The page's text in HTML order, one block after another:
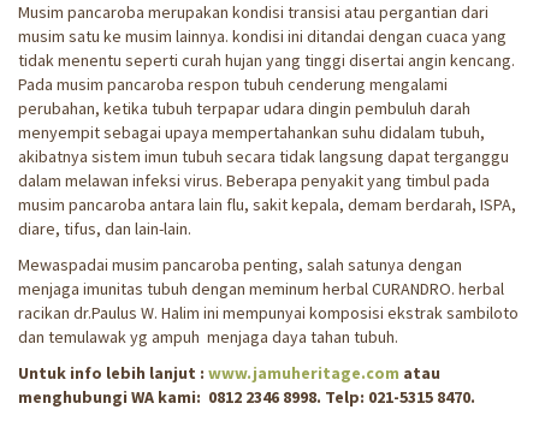
Musim pancaroba merupakan kondisi transisi atau pergantian dari
musim satu ke musim lainnya. kondisi ini ditandai dengan cuaca yang
tidak menentu seperti curah hujan yang tinggi disertai angin kencang.
Pada musim pancaroba respon tubuh cenderung mengalami
perubahan, ketika tubuh terpapar udara dingin pembuluh darah
menyempit sebagai upaya mempertahankan suhu didalam tubuh,
akibatnya sistem imun tubuh secara tidak langsung dapat terganggu
dalam melawan infeksi virus. Beberapa penyakit yang timbul pada
musim pancaroba antara lain flu, sakit kepala, demam berdarah, ISPA,
diare, tifus, dan lain-lain.
Mewaspadai musim pancaroba penting, salah satunya dengan
menjaga imunitas tubuh dengan meminum herbal CURANDRO. herbal
racikan dr.Paulus W. Halim ini mempunyai komposisi ekstrak sambiloto
dan temulawak yg ampuh menjaga daya tahan tubuh.
Untuk info lebih lanjut : www.jamuheritage.com atau
menghubungi WA kami: 0812 2346 8998. Telp: 021-5315 8470.